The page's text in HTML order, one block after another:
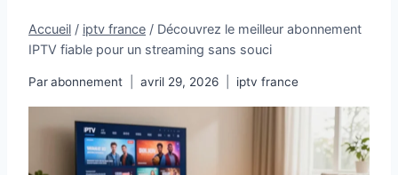
Accueil / iptv france / Découvrez le meilleur abonnement
IPTV fiable pour un streaming sans souci
Parabonnement avril 29, 2026 iptv france